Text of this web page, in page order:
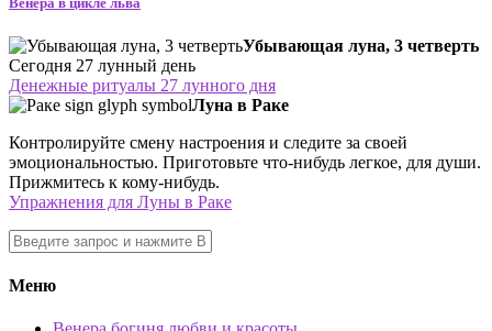
Убывающая луна, 3 четверть
Сегодня 27 лунный день
Денежные ритуалы 27 лунного дня
Луна в Раке
Контролируйте смену настроения и следите за своей
эмоциональностью. Приготовьте что-нибудь легкое, для души.
Прижмитесь к кому-нибудь.
Упражнения для Луны в Раке
Меню